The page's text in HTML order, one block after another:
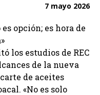
7 mayo 2026
opción; es hora de
los estudios de REC
de la nueva
de aceites
«No es solo